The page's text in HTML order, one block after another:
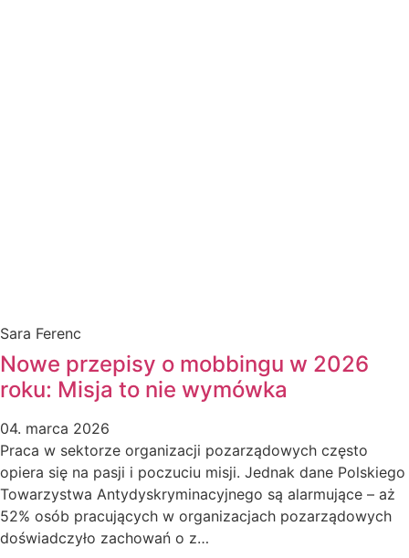
Sara Ferenc
Nowe przepisy o mobbingu w 2026
roku: Misja to nie wymówka
04. marca 2026
Praca w sektorze organizacji pozarządowych często
opiera się na pasji i poczuciu misji. Jednak dane Polskiego
Towarzystwa Antydyskryminacyjnego są alarmujące – aż
52% osób pracujących w organizacjach pozarządowych
doświadczyło zachowań o z…